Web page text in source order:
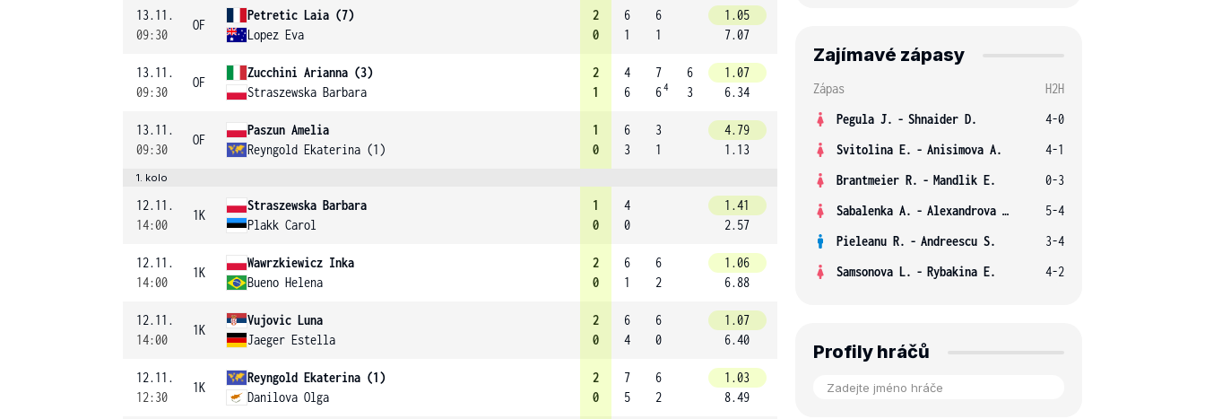
13.11.
09:30
OF
Petretic Laia (7)
Lopez Eva
2
0
6
1
6
1
1.05
7.07
13.11.
09:30
OF
Zucchini Arianna (3)
Straszewska Barbara
2
1
4
6
7
64
6
3
1.07
6.34
13.11.
09:30
OF
Paszun Amelia
Reyngold Ekaterina (1)
1
0
6
3
3
1
4.79
1.13
1. kolo
12.11.
14:00
1K
Straszewska Barbara
Plakk Carol
1
0
4
0
1.41
2.57
12.11.
14:00
1K
Wawrzkiewicz Inka
Bueno Helena
2
0
6
1
6
2
1.06
6.88
12.11.
14:00
1K
Vujovic Luna
Jaeger Estella
2
0
6
4
6
0
1.07
6.40
12.11.
12:30
1K
Reyngold Ekaterina (1)
Danilova Olga
2
0
7
5
6
2
1.03
8.49
Zajímavé zápasy
Zápas
H2H
Pegula J. - Shnaider D.
4-0
Svitolina E. - Anisimova A.
4-1
Brantmeier R. - Mandlik E.
0-3
Sabalenka A. - Alexandrova E.
5-4
Pieleanu R. - Andreescu S.
3-4
Samsonova L. - Rybakina E. 4-2
Profily hráčů